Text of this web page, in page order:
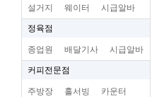
설거지 웨이터 시급알바
정육점
종업원 배달기사 시급알바
커피전문점
주방장 홀서빙 카운터